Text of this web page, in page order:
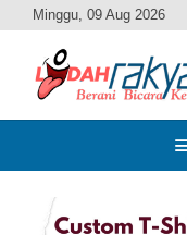
Minggu, 09 Aug 2026